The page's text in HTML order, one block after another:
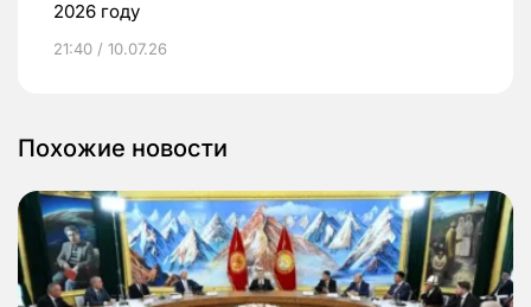
2026 году
21:40 / 10.07.26
Похожие новости